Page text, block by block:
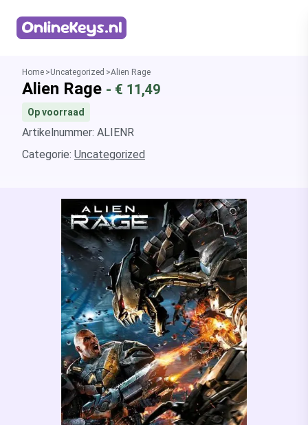
Home Uncategorized Alien Rage
Alien Rage - € 11,49
Op voorraad
Artikelnummer: ALIENR
Categorie: Uncategorized